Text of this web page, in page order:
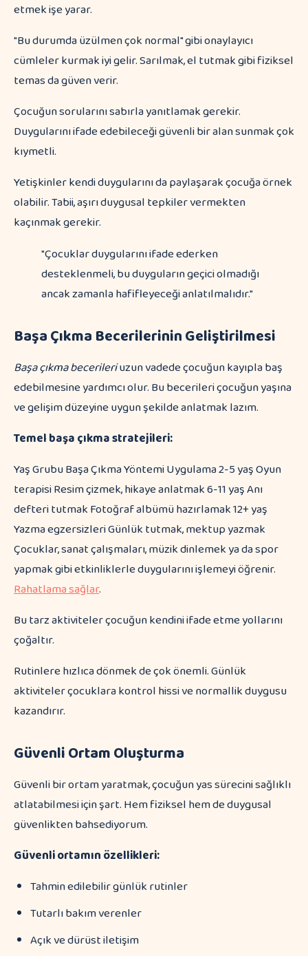
etmek işe yarar.
"Bu durumda üzülmen çok normal" gibi onaylayıcı
cümleler kurmak iyi gelir. Sarılmak, el tutmak gibi fiziksel
temas da güven verir.
Çocuğun sorularını sabırla yanıtlamak gerekir.
Duygularını ifade edebileceği güvenli bir alan sunmak çok
kıymetli.
Yetişkinler kendi duygularını da paylaşarak çocuğa örnek
olabilir. Tabii, aşırı duygusal tepkiler vermekten
kaçınmak gerekir.
"Çocuklar duygularını ifade ederken
desteklenmeli, bu duyguların geçici olmadığı
ancak zamanla hafifleyeceği anlatılmalıdır."
Başa Çıkma Becerilerinin Geliştirilmesi
Başa çıkma becerileriuzun vadede çocuğun kayıpla baş
edebilmesine yardımcı olur. Bu becerileri çocuğun yaşına
ve gelişim düzeyine uygun şekilde anlatmak lazım.
Temel başa çıkma stratejileri:
Yaş Grubu Başa Çıkma Yöntemi Uygulama 2-5 yaş Oyun
terapisi Resim çizmek, hikaye anlatmak 6-11 yaş Anı
defteri tutmak Fotoğraf albümü hazırlamak 12+ yaş
Yazma egzersizleri Günlük tutmak, mektup yazmak
Çocuklar, sanat çalışmaları, müzik dinlemek ya da spor
yapmak gibi etkinliklerle duygularını işlemeyi öğrenir.
Rahatlama sağlar.
Bu tarz aktiviteler çocuğun kendini ifade etme yollarını
çoğaltır.
Rutinlere hızlıca dönmek de çok önemli. Günlük
aktiviteler çocuklara kontrol hissi ve normallik duygusu
kazandırır.
Güvenli Ortam Oluşturma
Güvenli bir ortam yaratmak, çocuğun yas sürecini sağlıklı
atlatabilmesi için şart. Hem fiziksel hem de duygusal
güvenlikten bahsediyorum.
Güvenli ortamın özellikleri:
Tahmin edilebilir günlük rutinler
Tutarlı bakım verenler
Açık ve dürüst iletişim